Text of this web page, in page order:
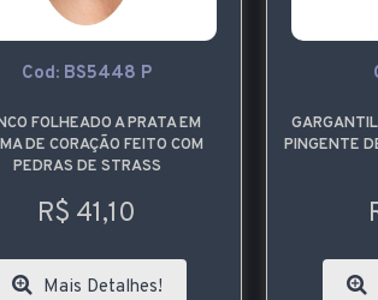
Cod: BS5448 P
FOLHEADO A PRATA EM
DE CORAÇÃO FEITO COM
PEDRAS DE STRASS
R$ 41,10
Mais Detalhes!
PINGENTE